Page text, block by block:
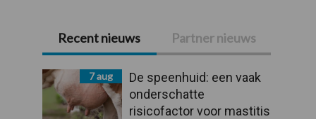
Primaire
Sidebar
Recent nieuws Partner nieuws
7 aug
De speenhuid: een vaak
onderschatte
risicofactor voor mastitis